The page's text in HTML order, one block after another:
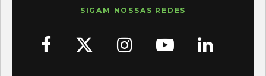
SIGAM NOSSAS REDES